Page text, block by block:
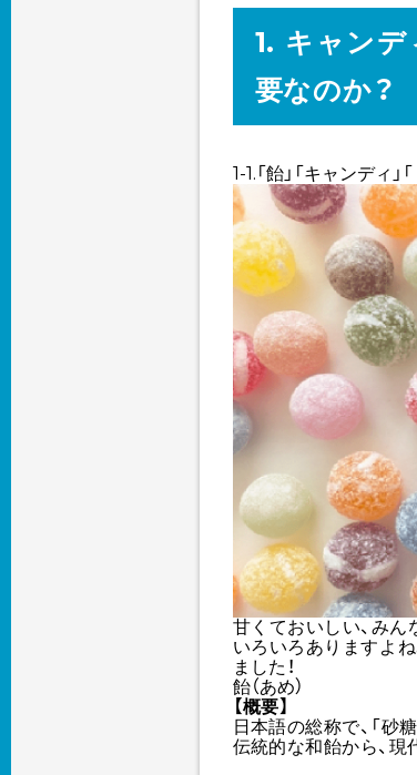
1. キャン
要なのか？
1-1.「飴」「キャンディ
甘くておいしい、みん
いろいろありますよ
ました！
飴（あめ）
【概要】
日本語の総称で、「砂
伝統的な和飴から、現